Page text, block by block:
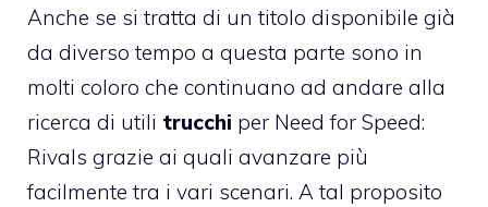
Anche se si tratta di un titolo disponibile già
da diverso tempo a questa parte sono in
molti coloro che continuano ad andare alla
ricerca di utili trucchi per Need for Speed:
Rivals grazie ai quali avanzare più
facilmente tra i vari scenari. A tal proposito